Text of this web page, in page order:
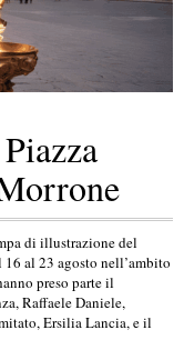
di illustrazione del
al 23 agosto nell’ambito
preso parte il
Raffaele Daniele,
Ersilia Lancia, e il